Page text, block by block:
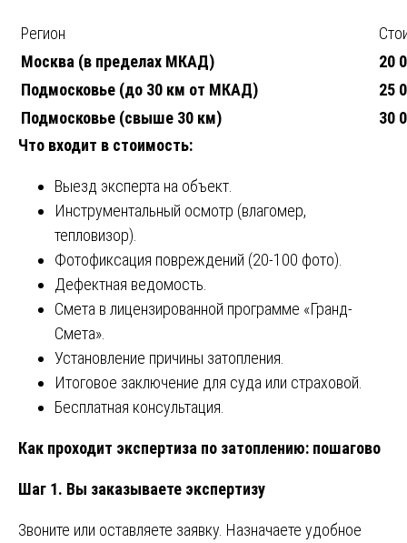
Регион
Москва (в пределах МКАД)
20
Подмосковье (до 30 км от МКАД)
25
Подмосковье (свыше 30 км)
30
Что входит в стоимость:
Выезд эксперта на объект.
Инструментальный осмотр (влагомер,
тепловизор).
Фотофиксация повреждений (20-100 фото).
Дефектная ведомость.
Смета в лицензированной программе «Гранд-
Смета».
Установление причины затопления.
Итоговое заключение для суда или страховой.
Бесплатная консультация.
Как проходит экспертиза по затоплению: пошагово
Шаг 1. Вы заказываете экспертизу
Звоните или оставляете заявку. Назначаете удобное